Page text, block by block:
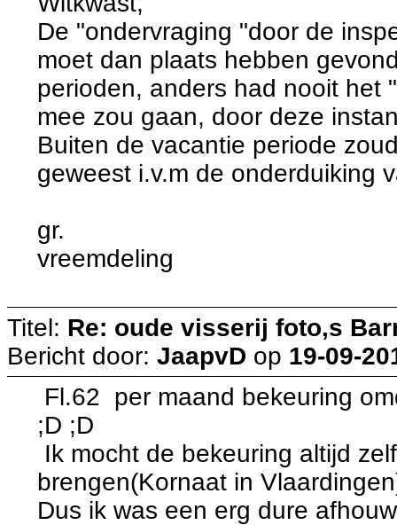
De "ondervraging "door de
moet dan plaats hebben
perioden, anders had nooit het
mee zou gaan, door deze
Buiten de vacantie periode
geweest i.v.m de onderduiking
gr.
vreemdeling
Titel: Re: oude visserij foto,s
Bericht door: JaapvD op 19-09-
Fl.62 per maand bekeuring
;D ;D
Ik mocht de bekeuring altijd
brengen(Kornaat in
Dus ik was een erg dure